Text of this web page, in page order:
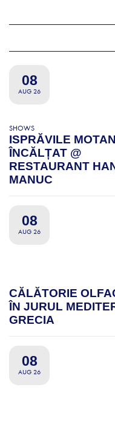
08
AUG 26
SHOWS
ISPRĂVILE
ÎNCĂLȚAT @
RESTAURANT
MANUC
08
AUG 26
CĂLĂTORIE
ÎN JURUL
GRECIA
08
AUG 26